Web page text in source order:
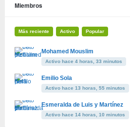
Miembros
Más reciente Activo Popular
Mohamed Mouslim
Activo hace 4 horas, 33 minutos
Emilio Sola
Activo hace 13 horas, 55 minutos
Esmeralda de Luis y Martínez
Activo hace 14 horas, 10 minutos